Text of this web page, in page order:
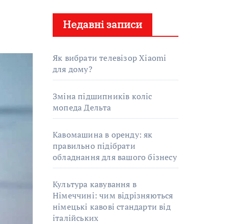
:
Недавні записи
Як вибрати телевізор Xiaomi
для дому?
Зміна підшипників коліс
мопеда Дельта
Кавомашина в оренду: як
правильно підібрати
обладнання для вашого бізнесу
Культура кавування в
Німеччині: чим відрізняються
німецькі кавові стандарти від
італійських